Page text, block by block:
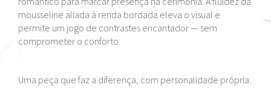
mousseline aliada à renda bordada eleva o visual e
permite um jogo de contrastes encantador — sem
comprometer o conforto.
Uma peça que faz a diferença, com personalidade própria.